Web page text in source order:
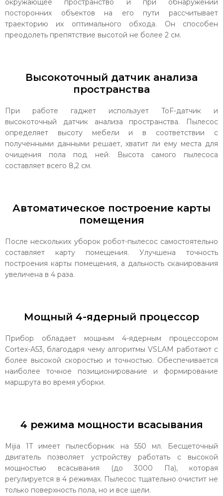
окружающее пространство и при обнаружении
посторонних объектов на его пути рассчитывает
траекторию их оптимального обхода. Он способен
преодолеть препятствие высотой не более 2 см.
Высокоточный датчик анализа
пространства
При работе гаджет использует ToF-датчик и
высокоточный датчик анализа пространства. Пылесос
определяет высоту мебели и в соответствии с
полученными данными решает, хватит ли ему места для
очищения пола под ней. Высота самого пылесоса
составляет всего 8,2 см.
Автоматическое построение карты
помещения
После нескольких уборок робот-пылесос самостоятельно
составляет карту помещения. Улучшена точность
построения карты помещения, а дальность сканирования
увеличена в 4 раза.
Мощный 4-ядерный процессор
Прибор обладает мощным 4-ядерным процессором
Cortex-A53, благодаря чему алгоритмы VSLAM работают с
более высокой скоростью и точностью. Обеспечивается
наиболее точное позиционирование и формирование
маршрута во время уборки.
4 режима мощности всасывания
Mijia 1T имеет пылесборник на 550 мл. Бесщеточный
двигатель позволяет устройству работать с высокой
мощностью всасывания (до 3000 Па), которая
регулируется в 4 режимах. Пылесос тщательно очистит не
только поверхность пола, но и все щели.